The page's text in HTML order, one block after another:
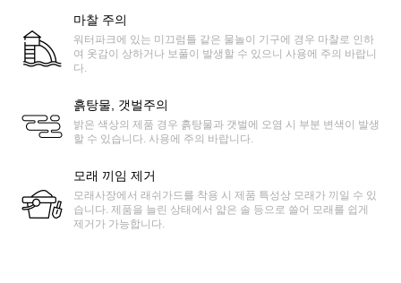
마찰 주의
워터파크에 있는 미끄럼틀 같은 물놀이 기구에 경우 마찰로 인하
여 옷감이 상하거나 보풀이 발생할 수 있으니 사용에 주의 바랍니
다.
흙탕물, 갯벌주의
밝은 색상의 제품 경우 흙탕물과 갯벌에 오염 시 부분 변색이 발생
할 수 있습니다. 사용에 주의 바랍니다.
모래 끼임 제거
모래사장에서 래쉬가드를 착용 시 제품 특성상 모래가 끼일 수 있
습니다. 제품을 늘린 상태에서 얇은 솔 등으로 쓸어 모래를 쉽게
제거가 가능합니다.